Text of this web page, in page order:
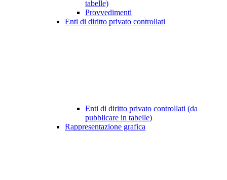
tabelle)
Provvedimenti
Enti di diritto privato controllati
Enti di diritto privato controllati (da
pubblicare in tabelle)
Rappresentazione grafica